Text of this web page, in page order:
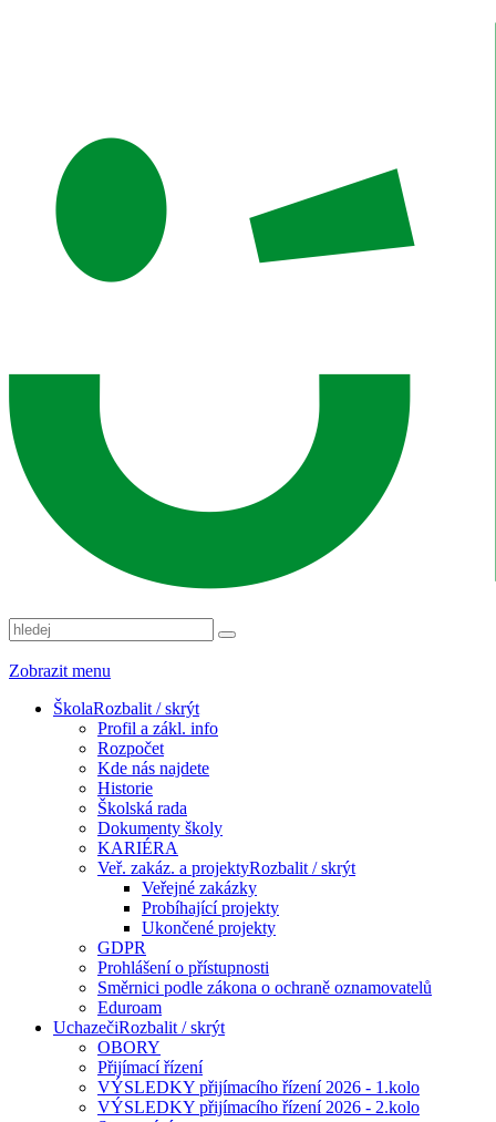
Zobrazit menu
ŠkolaRozbalit / skrýt
Profil a zákl. info
Rozpočet
Kde nás najdete
Historie
Školská rada
Dokumenty školy
KARIÉRA
Veř. zakáz. a projektyRozbalit / skrýt
Veřejné zakázky
Probíhající projekty
Ukončené projekty
GDPR
Prohlášení o přístupnosti
Směrnici podle zákona o ochraně oznamovatelů
Eduroam
UchazečiRozbalit / skrýt
OBORY
Přijímací řízení
VÝSLEDKY přijímacího řízení 2026 - 1.kolo
VÝSLEDKY přijímacího řízení 2026 - 2.kolo